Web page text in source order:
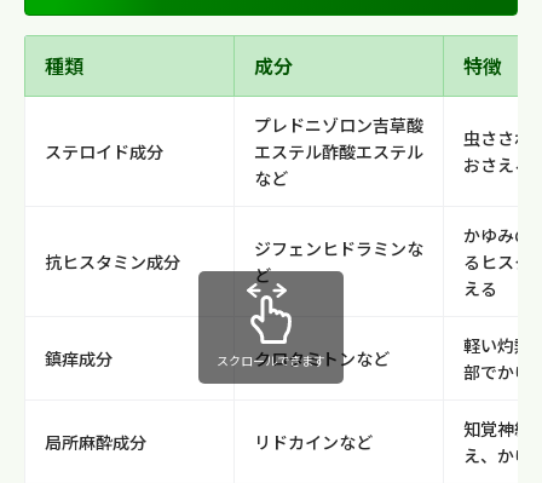
種類 成分 特徴
ステロイド成分
プレドニゾロン吉草酸
エステル酢酸エステル
など
虫さされ
おさえる
抗ヒスタミン成分
ジフェンヒドラミンな
ど
かゆみの
るヒスタ
える
鎮痒成分 クロタミトンなど
軽い灼熱
部でかゆ
局所麻酔成分 リドカインなど
知覚神経
え、かゆ
スクロールできます